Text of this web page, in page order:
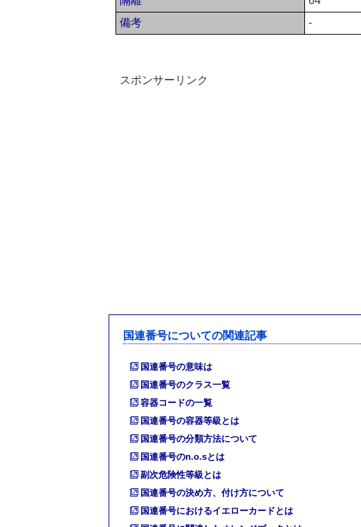
備考
-
スポンサーリンク
国連番号についての関連記事
国連番号の意味は
国連番号のクラス一覧
容器コードの一覧
国連番号の容器等級とは
国連番号の分類方法について
国連番号のn.o.sとは
副次危険性等級とは
国連番号の決め方、付け方について
国連番号におけるイエローカードとは